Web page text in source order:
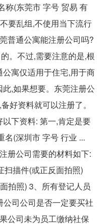
称(东莞市 字号 贸易 有
要乱组,不使用当下流行
普通公寓能注册公司吗?
。不过,需要注意的是,根
寓仅适用于住宅,用于商
,如果想要。东莞注册公
好资料就可以注册了。
下资料: 第一,肯定是要
名(深圳市 字号 行业 ...
册公司需要的材料如下:
扫描件(或正反面拍照)
拍照) 3、所有登记人员
司公司是否一定要买社
公司未为员工缴纳社保